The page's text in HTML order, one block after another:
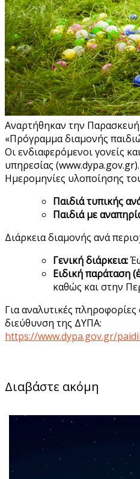
Αναρτήθηκαν την
«Πρόγραμμα διαμονής
Οι ενδιαφερόμενοι γονείς
υπηρεσίας (www.dypa.gov.gr).
Ημερομηνίες υλοποίησης
Παιδιά τυπικής
Παιδιά με
Διάρκεια διαμονής ανά
Γενική διάρκεια:
Ειδική παράταση
καθώς και στην
Για αναλυτικές
διεύθυνση της ΔΥΠΑ:
https://www.dypa.gov.gr/
Διαβάστε ακόμη